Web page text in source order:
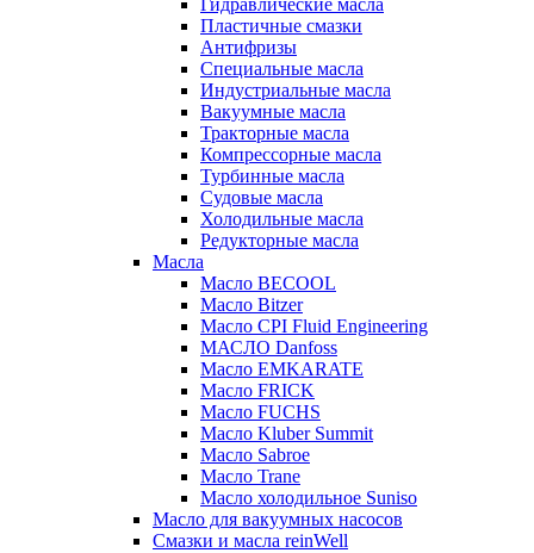
Гидравлические масла
Пластичные смазки
Антифризы
Специальные масла
Индустриальные масла
Вакуумные масла
Тракторные масла
Компрессорные масла
Турбинные масла
Судовые масла
Холодильные масла
Редукторные масла
Масла
Масло BECOOL
Масло Bitzer
Масло CPI Fluid Engineering
МАСЛО Danfoss
Масло EMKARATE
Масло FRICK
Масло FUCHS
Масло Kluber Summit
Масло Sabroe
Масло Trane
Масло холодильное Suniso
Масло для вакуумных насосов
Смазки и масла reinWell